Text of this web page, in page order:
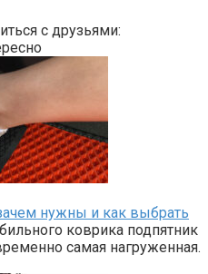
с друзьями:
нужны и как выбрать
коврика подпятник
самая нагруженная.